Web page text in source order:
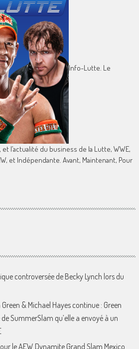
Info-Lutte. Le
l’actualité du business de la Lutte, WWE,
et Indépendante. Avant, Maintenant, Pour
controversée de Becky Lynch lors du
& Michael Hayes continue : Green
SummerSlam qu’elle a envoyé à un
le AEW Dynamite Grand Slam Mexico